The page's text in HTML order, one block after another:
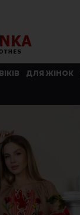
ДЛЯ ЖІНОК